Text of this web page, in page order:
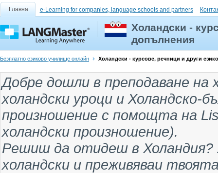
Главна e-Learning for companies, language schools and partners
Холандски -
допълнения
Безплатно езиково училище онлайн Холандски - курсове, речници и други
Добре дошли в преподаване на
холандски уроци и Холандско-
произношение с помощта на
холандски произношение).
Решиш да отидеш в Холандия?
холандски и преживяваи